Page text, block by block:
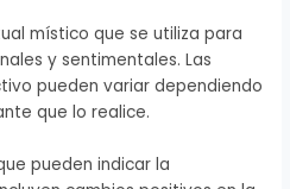
místico que se utiliza para
y sentimentales. Las
pueden variar dependiendo
que lo realice.
pueden indicar la